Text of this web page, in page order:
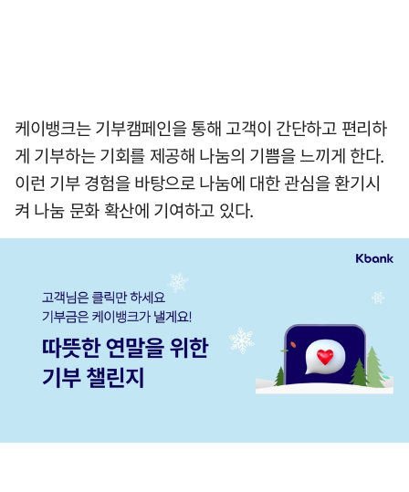
케이뱅크는 기부캠페인을 통해 고객이 간단하고 편리하
게 기부하는 기회를 제공해 나눔의 기쁨을 느끼게 한다.
이런 기부 경험을 바탕으로 나눔에 대한 관심을 환기시
켜 나눔 문화 확산에 기여하고 있다.